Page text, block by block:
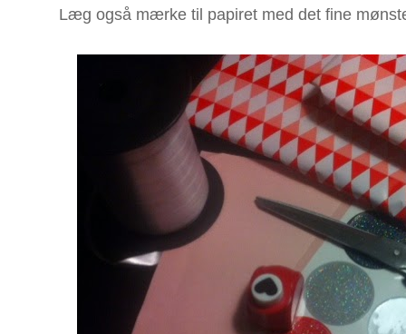
Læg også mærke til papiret med det fine